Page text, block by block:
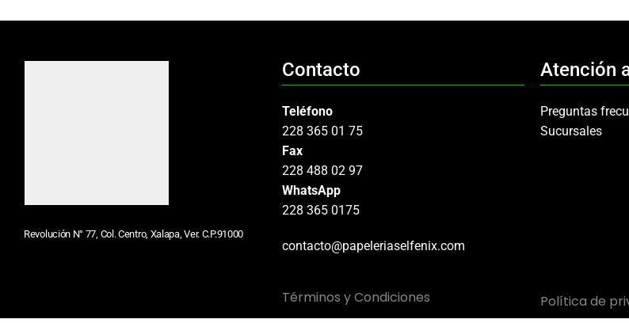
Revolución N° 77, Col. Centro, Xalapa, Ver. C.P.91000
Contacto
Teléfono
228 365 01 75
Fax
228 488 02 97
WhatsApp
228 365 0175
contacto@papeleriaselfenix.com
Términos y Condiciones
Atención
Preguntas
Sucursales
Política de